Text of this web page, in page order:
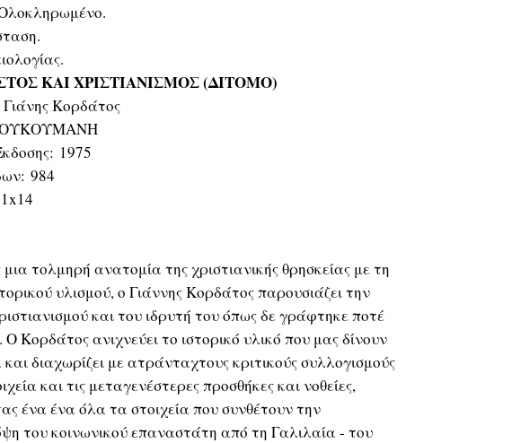
ΚΑΙ ΧΡΙΣΤΙΑΝΙΣΜΟΣ (ΔΙΤΟΜΟ)
Κορδάτος
1975
984
τολμηρή ανατομία της χριστιανικής θρησκείας με τη
υλισμού, ο Γιάννης Κορδάτος παρουσιάζει την
και του ιδρυτή του όπως δε γράφτηκε ποτέ
Κορδάτος ανιχνεύει το ιστορικό υλικό που μας δίνουν
διαχωρίζει με ατράνταχτους κριτικούς συλλογισμούς
και τις μεταγενέστερες προσθήκες και νοθείες,
ένα ένα όλα τα στοιχεία που συνθέτουν την
του κοινωνικού επαναστάτη από τη Γαλιλαία - του